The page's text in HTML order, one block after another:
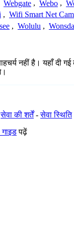
Webgate , Webo ,
, Wifi Smart Net
, Wolulu ,
नहीं है। यहाँ दी
सेवा की शर्तें-सेवा स्थिति
पढ़ें